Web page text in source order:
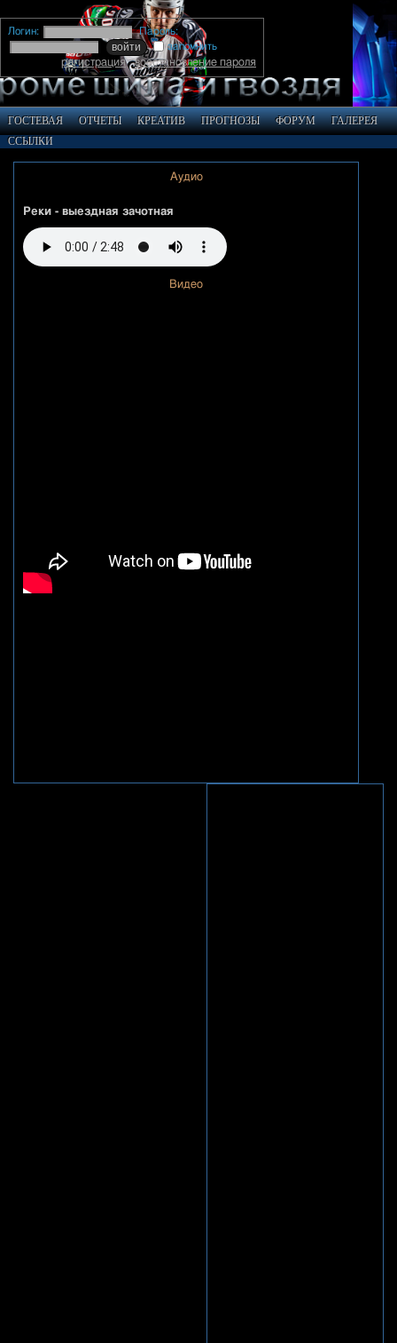
Логин:
Пароль:
запомнить
регистрация восстановление пароля
ГОСТЕВАЯ ОТЧЕТЫ КРЕАТИВ ПРОГНОЗЫ ФОРУМ
ГАЛЕРЕЯ
ССЫЛКИ
Аудио
Реки - выездная зачотная
Видео